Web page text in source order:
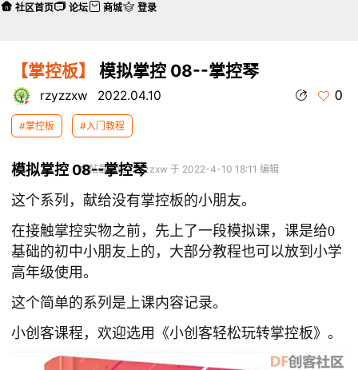
【掌控板】 模拟掌控 08--掌控琴
rzyzzxw 2022.04.10 0
#掌控板 #入门教程
本帖最后由 rzyzzxw 于 2022-4-10 18:11 编辑
模拟掌控 08--掌控琴
这个系列，献给没有掌控板的小朋友。
在接触掌控实物之前，先上了一段模拟课，课是给0
基础的初中小朋友上的，大部分教程也可以放到小学
高年级使用。
这个简单的系列是上课内容记录。
小创客课程，欢迎选用《小创客轻松玩转掌控板》。
社区首页 论坛 商城 登录